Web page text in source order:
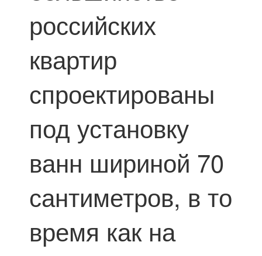
российских
квартир
спроектированы
под установку
ванн шириной 70
сантиметров, в то
время как на